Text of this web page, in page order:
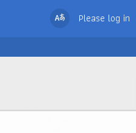
Please log in